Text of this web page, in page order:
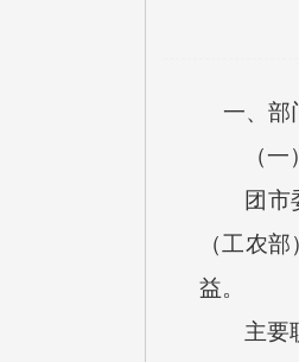
一、部
（一）
团市委
（工农
益。
主要职